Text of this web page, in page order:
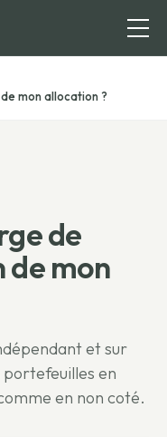
mon allocation ?
de
de mon
et sur
portefeuilles en
en non coté.